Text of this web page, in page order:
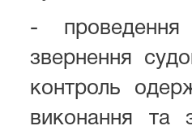
-
звернення
контроль
виконання та